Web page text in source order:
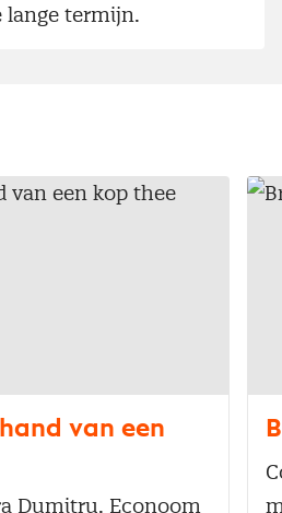
lange termijn.
van een
Dumitru, Econoom